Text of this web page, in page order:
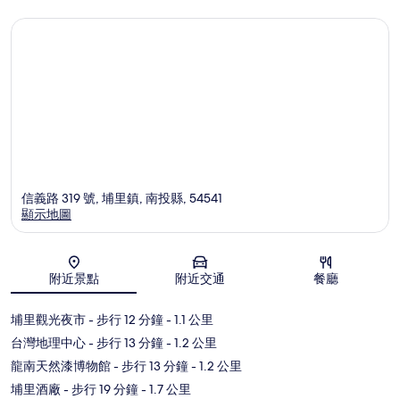
地圖
信義路 319 號, 埔里鎮, 南投縣, 54541
顯示地圖
附近景點 附近交通 餐廳
埔里觀光夜市- 步行 12 分鐘- 1.1 公里
台灣地理中心- 步行 13 分鐘- 1.2 公里
龍南天然漆博物館- 步行 13 分鐘- 1.2 公里
埔里酒廠 - 步行 19 分鐘- 1.7 公里